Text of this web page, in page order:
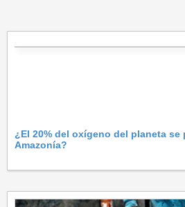
¿El 20% del oxígeno del planeta se
Amazonía?